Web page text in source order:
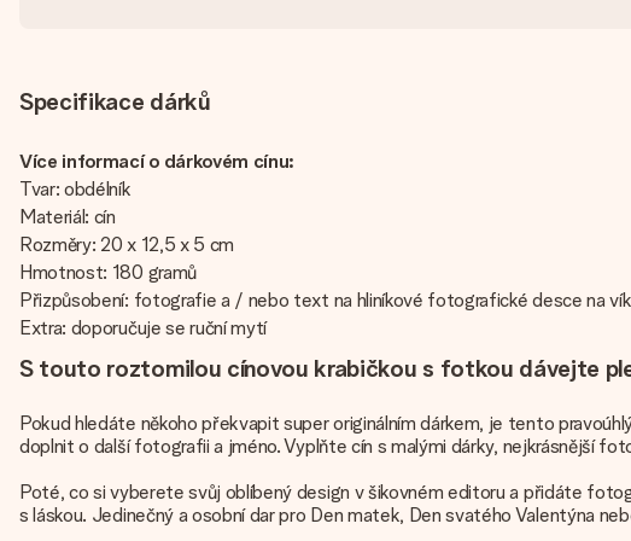
Specifikace dárků
Více informací o dárkovém cínu:
Tvar: obdélník
Materiál: cín
Rozměry: 20 x 12,5 x 5 cm
Hmotnost: 180 gramů
Přizpůsobení: fotografie a / nebo text na hliníkové fotografické desce na
Extra: doporučuje se ruční mytí
S touto roztomilou cínovou krabičkou s fotkou dávejte
Pokud hledáte někoho překvapit super originálním dárkem, je tento
doplnit o další fotografii a jméno. Vyplňte cín s malými dárky, nejkrásnější
Poté, co si vyberete svůj oblíbený design v šikovném editoru a přidáte
s láskou. Jedinečný a osobní dar pro Den matek, Den svatého Valentýna